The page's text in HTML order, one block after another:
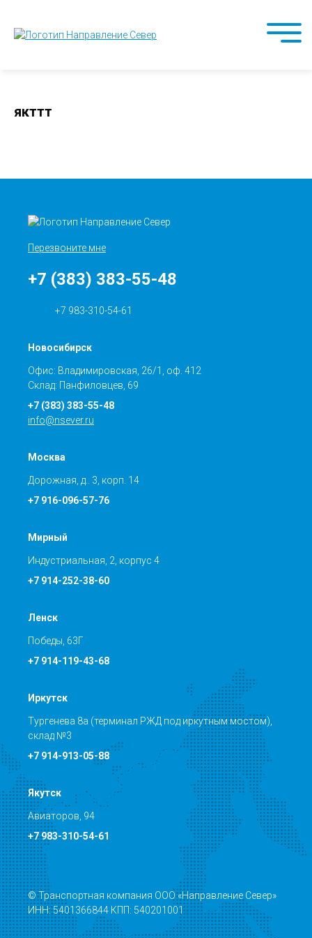
якттт
Перезвоните мне
+7 (383) 383-55-48
+7 983-310-54-61
Новосибирск
Офис: Владимировская, 26/1, оф. 412
Склад: Панфиловцев, 69
+7 (383) 383-55-48
info@nsever.ru
Москва
Дорожная, д.. 3, корп. 14
+7 916-096-57-76
Мирный
Индустриальная, 2, корпус 4
+7 914-252-38-60
Ленск
Победы, 63Г
+7 914-119-43-68
Иркутск
Тургенева 8а (терминал РЖД под иркутным мостом),
склад №3
+7 914-913-05-88
Якутск
Авиаторов, 94
+7 983-310-54-61
© Транспортная компания ООО «Направление Север»
ИНН: 5401366844 КПП: 540201001